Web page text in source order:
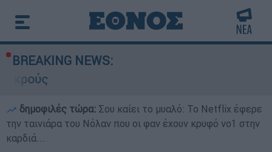
BREAKING NEWS:
δημοφιλές τώρα: Σου καίει το μυαλό: Το Netflix έφερε
την ταινιάρα του Νόλαν που οι φαν έχουν κρυφό νο1 στην
καρδιά...